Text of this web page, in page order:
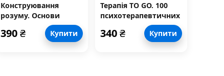
Конструювання
розуму. Основи
психітектури
390₴ Купити
Терапія TO GO. 100
психотерапевтичних
щоденного
застосування
340₴ Купити